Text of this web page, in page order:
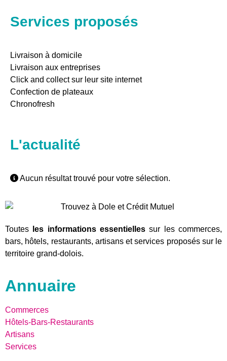
Services proposés
Livraison à domicile
Livraison aux entreprises
Click and collect sur leur site internet
Confection de plateaux
Chronofresh
L'actualité
Aucun résultat trouvé pour votre sélection.
Toutes les informations essentielles sur les commerces,
bars, hôtels, restaurants, artisans et services proposés sur le
territoire grand-dolois.
Annuaire
Commerces
Hôtels-Bars-Restaurants
Artisans
Services